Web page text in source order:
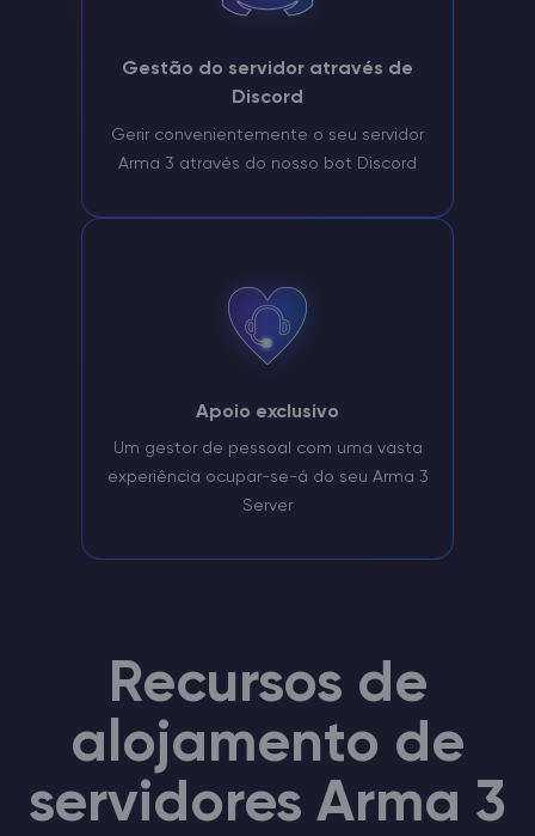
Gestão do servidor através de
Discord
Gerir convenientemente o seu servidor
Arma 3 através do nosso bot Discord
Apoio exclusivo
Um gestor de pessoal com uma vasta
experiência ocupar-se-á do seu Arma 3
Server
Recursos de
alojamento de
servidores Arma 3